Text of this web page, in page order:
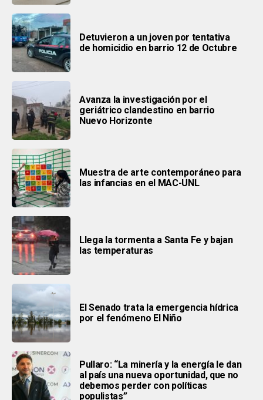
Detuvieron a un joven por tentativa
de homicidio en barrio 12 de Octubre
Avanza la investigación por el
geriátrico clandestino en barrio
Nuevo Horizonte
Muestra de arte contemporáneo para
las infancias en el MAC-UNL
Llega la tormenta a Santa Fe y bajan
las temperaturas
El Senado trata la emergencia hídrica
por el fenómeno El Niño
Pullaro: “La minería y la energía le dan
al país una nueva oportunidad, que no
debemos perder con políticas
populistas”